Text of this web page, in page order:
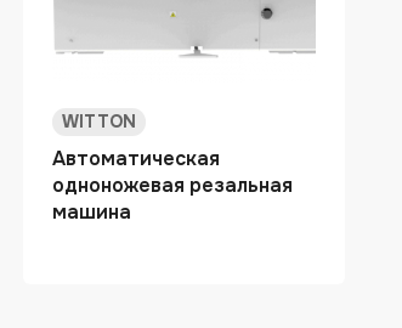
WITTON
Автоматическая
одноножевая резальная
машина